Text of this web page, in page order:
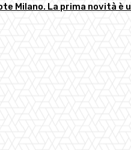
Milano. La prima novità è